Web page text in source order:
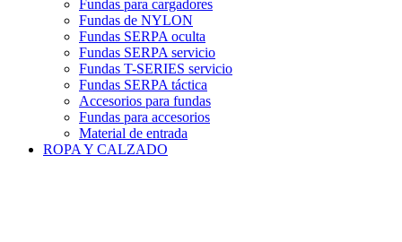
Fundas para cargadores
Fundas de NYLON
Fundas SERPA oculta
Fundas SERPA servicio
Fundas T-SERIES servicio
Fundas SERPA táctica
Accesorios para fundas
Fundas para accesorios
Material de entrada
ROPA Y CALZADO